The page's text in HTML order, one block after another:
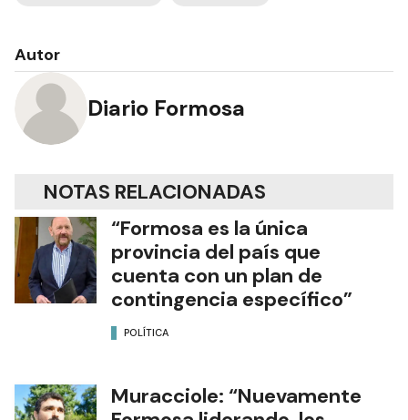
Autor
Diario Formosa
NOTAS RELACIONADAS
“Formosa es la única
provincia del país que
cuenta con un plan de
contingencia específico”
POLÍTICA
Muracciole: “Nuevamente